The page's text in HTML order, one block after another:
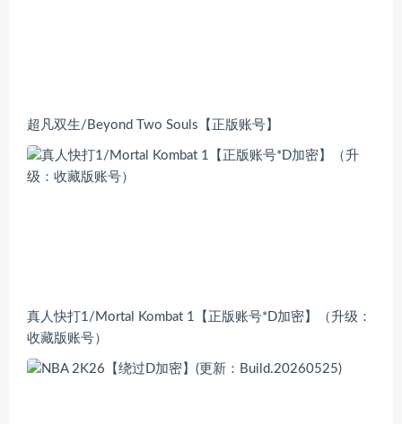
超凡双生/Beyond Two Souls【正版账号】
真人快打1/Mortal Kombat 1【正版账号*D加密】（升级：
收藏版账号）